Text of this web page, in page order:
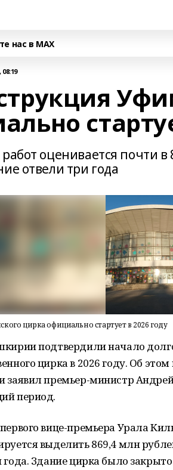
нас в MAX
оценивается почти в
отвели три года
цирка официально стартует в 2026 году
подтвердили начало
цирка в 2026 году. Об
заявил премьер-министр
период.
вице-премьера Урала
выделить 869,4 млн
года. Здание цирка было